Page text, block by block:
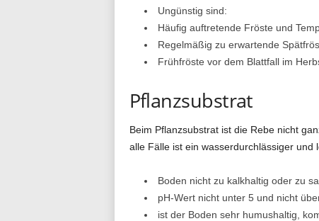
Ungünstig sind:
Häufig auftretende Fröste und
Regelmäßig zu erwartende
Frühfröste vor dem Blattfall im
Pflanzsubstrat
Beim Pflanzsubstrat ist die Rebe nicht
alle Fälle ist ein wasserdurchlässiger und
Boden nicht zu kalkhaltig oder zu
pH-Wert nicht unter 5 und nicht
ist der Boden sehr humushaltig,